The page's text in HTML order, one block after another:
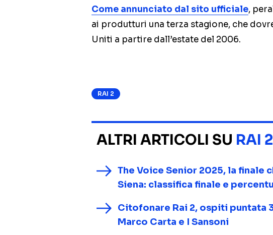
Come annunciato dal sito ufficiale,
ai produtturi una terza stagione, che
Uniti a partire dall’estate del 2006.
RAI 2
ALTRI ARTICOLI SU RAI 2
The Voice Senior 2025, la finale
Siena: classifica finale e
Citofonare Rai 2, ospiti puntata
Marco Carta e I Sansoni